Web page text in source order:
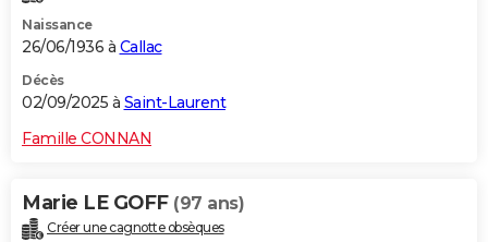
COPAINS D'AVANT
S'inscrire
Se connecter
Lycées
Collèges
Primaires
Universités
Entreprises
Service militaire
Avis de recherche
AVIS DE DÉCÈS
Naissance
26/06/1936 à Callac
Décès
02/09/2025 à Saint-Laurent
Famille CONNAN
Marie LE GOFF (97 ans)
Créer une cagnotte obsèques